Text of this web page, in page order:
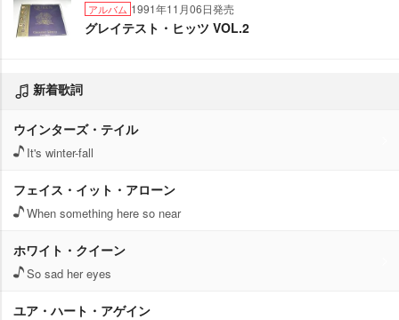
アルバム 1991年11月06日発売
グレイテスト・ヒッツ VOL.2
新着歌詞
ウインターズ・テイル
It's winter-fall
フェイス・イット・アローン
When something here so near
ホワイト・クイーン
So sad her eyes
ユア・ハート・アゲイン